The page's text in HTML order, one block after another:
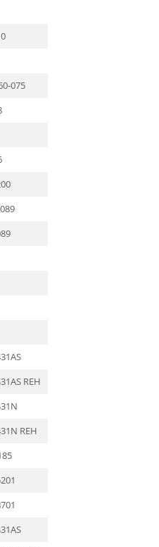
075
REH
REH